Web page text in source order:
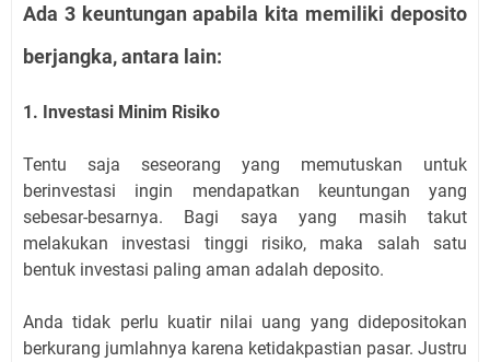
Ada 3 keuntungan apabila kita memiliki deposito
berjangka, antara lain:
1. Investasi Minim Risiko
Tentu saja seseorang yang memutuskan untuk
berinvestasi ingin mendapatkan keuntungan yang
sebesar-besarnya. Bagi saya yang masih takut
melakukan investasi tinggi risiko, maka salah satu
bentuk investasi paling aman adalah deposito.
Anda tidak perlu kuatir nilai uang yang didepositokan
berkurang jumlahnya karena ketidakpastian pasar. Justru